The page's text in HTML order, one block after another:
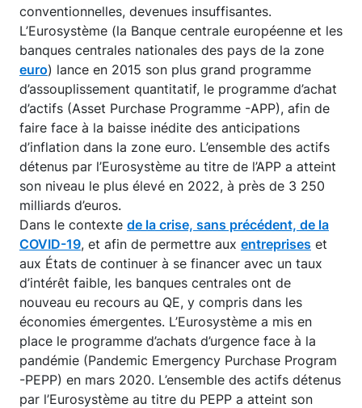
conventionnelles, devenues insuffisantes.
L’Eurosystème (la Banque centrale européenne et les
banques centrales nationales des pays de la zone
euro) lance en 2015 son plus grand programme
d’assouplissement quantitatif, le programme d’achat
d’actifs (Asset Purchase Programme -APP), afin de
faire face à la baisse inédite des anticipations
d’inflation dans la zone euro. L’ensemble des actifs
détenus par l’Eurosystème au titre de l’APP a atteint
son niveau le plus élevé en 2022, à près de 3 250
milliards d’euros.
Dans le contexte de la crise, sans précédent, de la
COVID-19, et afin de permettre aux entreprises et
aux États de continuer à se financer avec un taux
d’intérêt faible, les banques centrales ont de
nouveau eu recours au QE, y compris dans les
économies émergentes. L’Eurosystème a mis en
place le programme d’achats d’urgence face à la
pandémie (Pandemic Emergency Purchase Program
-PEPP) en mars 2020. L’ensemble des actifs détenus
par l’Eurosystème au titre du PEPP a atteint son